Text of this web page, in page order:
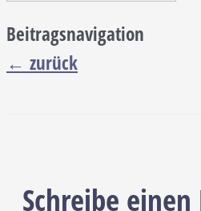
Beitragsnavigation
← zurück
Schreibe